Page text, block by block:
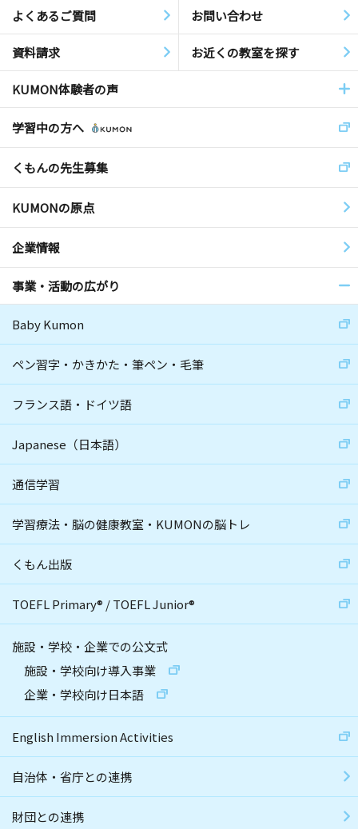
よくあるご質問 お問い合わせ
資料請求 お近くの教室を探す
KUMON体験者の声
学習中の方へ
くもんの先生募集
KUMONの原点
企業情報
事業・活動の広がり
Baby Kumon
ペン習字・かきかた・筆ペン・毛筆
フランス語・ドイツ語
Japanese（日本語）
通信学習
学習療法・脳の健康教室・KUMONの脳トレ
くもん出版
TOEFL Primary® /TOEFL Junior®
施設・学校・企業での公文式
施設・学校向け導入事業
企業・学校向け日本語
English Immersion Activities
自治体・省庁との連携
財団との連携